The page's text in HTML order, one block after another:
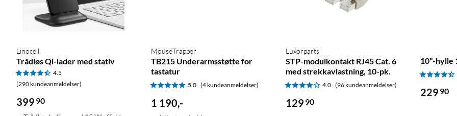
Linocell
Trådløs Qi-lader med stativ
4.5
(290 kundeanmeldelser)
399 90
MouseTrapper
TB215 Underarmsstøtte for
tastatur
5.0 (4 kundeanmeldelser)
1 190,-
Luxorparts
STP-modulkontakt RJ45 Cat. 6
med strekkavlastning, 10-pk.
4.0 (96 kundeanmeldelser)
129 90
10"-hylle
229 90